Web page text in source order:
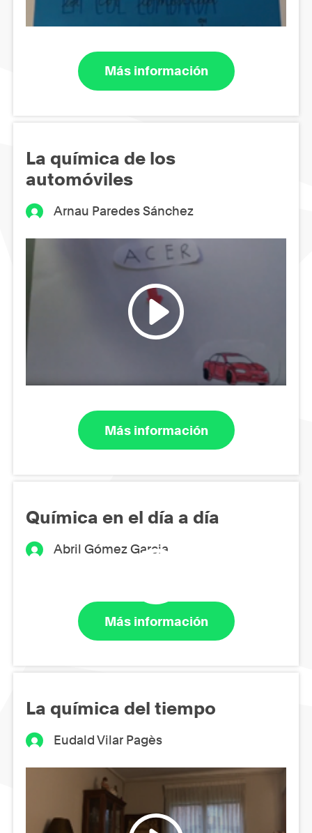
Más información
La química de los
automóviles
Arnau Paredes Sánchez
Más información
Química en el día a día
Abril Gómez Garcia
Más información
La química del tiempo
Eudald Vilar Pagès